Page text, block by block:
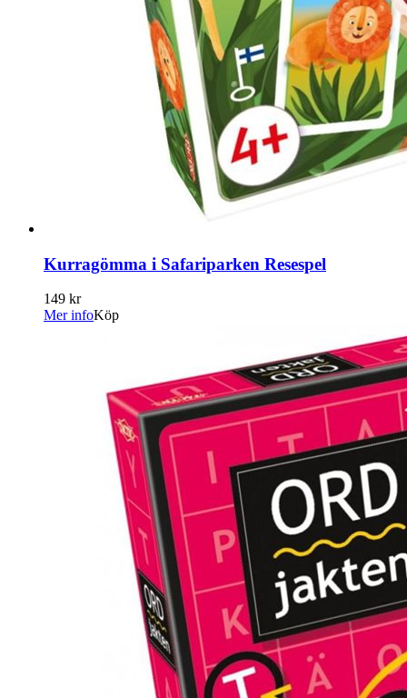
Kurragömma i Safariparken Resespel
149 kr
Mer infoKöp